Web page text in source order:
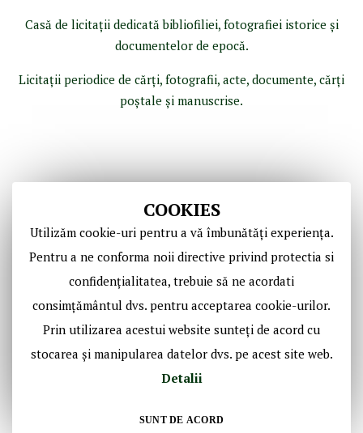
COOKIES
Utilizăm cookie-uri pentru a vă îmbunătăți experiența.
Pentru a ne conforma noii directive privind protectia si
confidențialitatea, trebuie să ne acordati
consimțământul dvs. pentru acceptarea cookie-urilor.
Prin utilizarea acestui website sunteți de acord cu
stocarea și manipularea datelor dvs. pe acest site web.
Detalii
SUNT DE ACORD
Casă de licitaţii dedicată bibliofiliei, fotografiei istorice şi
documentelor de epocă.
Licitaţii periodice de cărţi, fotografii, acte, documente, cărţi
poştale şi manuscrise.
Copyright © Casa de Licitaţii Historic SRL
Social Media Historic